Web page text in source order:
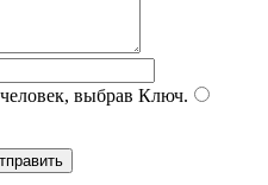
выбрав Ключ.